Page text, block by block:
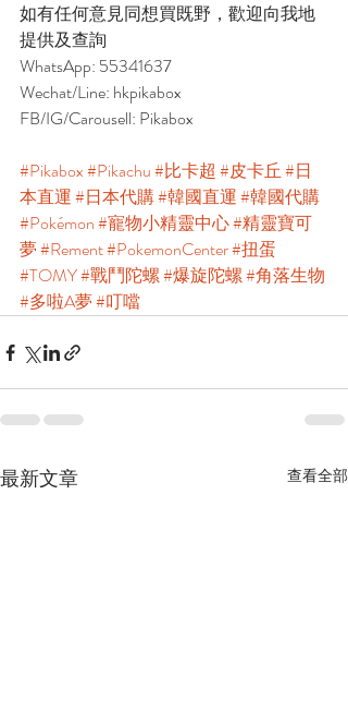
如有任何意見同想買既野，歡迎向我地
提供及查詢
WhatsApp: 55341637
Wechat/Line: hkpikabox
FB/IG/Carousell: Pikabox
#Pikabox#Pikachu#比卡超 #皮卡丘#日
本直運#日本代購#韓國直運#韓國代購
#Pokémon#寵物小精靈中心#精靈寶可
夢#Rement#PokemonCenter#扭蛋
#TOMY#戰鬥陀螺#爆旋陀螺#角落生物
#多啦A夢#叮噹
最新文章 查看全部